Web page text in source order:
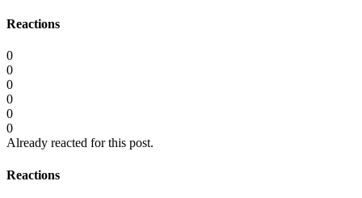
Reactions
0
0
0
0
0
0
Already reacted for this post.
Reactions